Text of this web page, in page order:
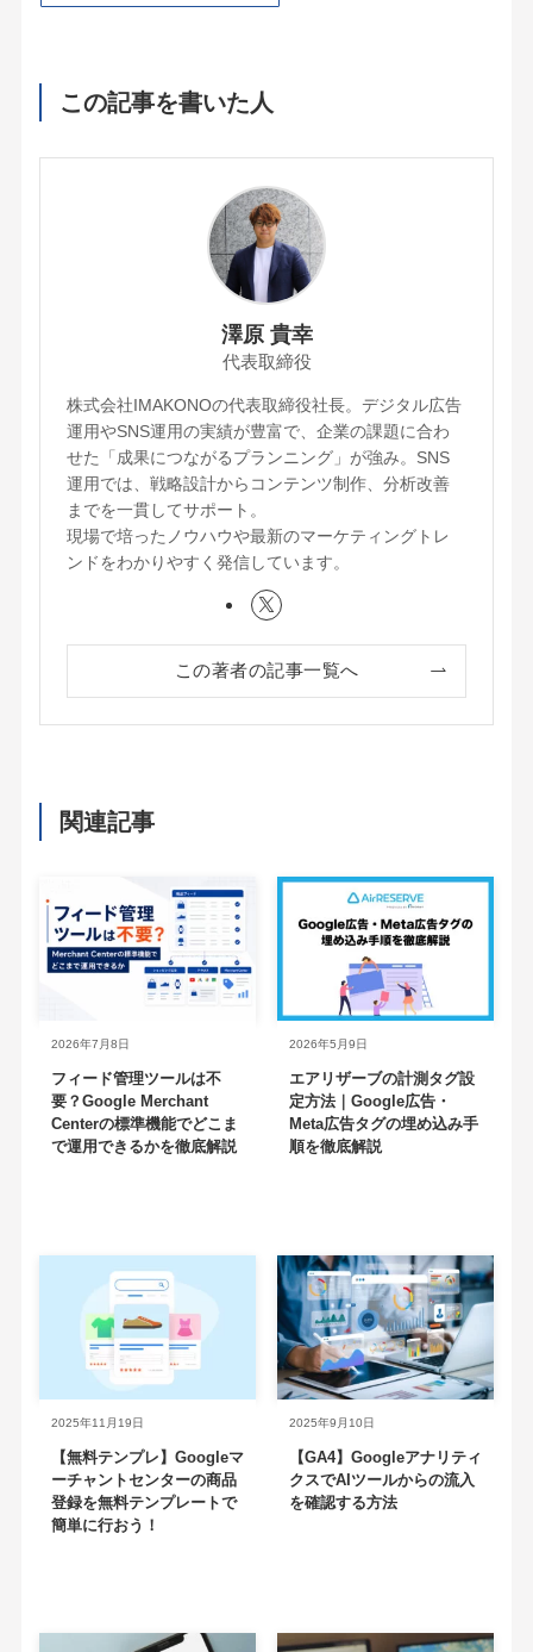
この記事を書いた人
澤原 貴幸
代表取締役
株式会社IMAKONOの代表取締役社長。デジタル広告
運用やSNS運用の実績が豊富で、企業の課題に合わ
せた「成果につながるプランニング」が強み。SNS
運用では、戦略設計からコンテンツ制作、分析改善
までを一貫してサポート。
現場で培ったノウハウや最新のマーケティングトレ
ンドをわかりやすく発信しています。
この著者の記事一覧へ
関連記事
フィード管理ツールは不
要？Google Merchant
Centerの標準機能でどこま
で運用できるかを徹底解説
2026年7月8日
エアリザーブの計測タグ設
定方法｜Google広告・
Meta広告タグの埋め込み手
順を徹底解説
2026年5月9日
【無料テンプレ】Googleマ
ーチャントセンターの商品
登録を無料テンプレートで
簡単に行おう！
2025年11月19日
【GA4】Googleアナリティ
クスでAIツールからの流入
を確認する方法
2025年9月10日